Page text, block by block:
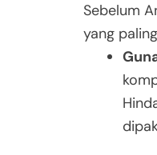
Sebelum
yang